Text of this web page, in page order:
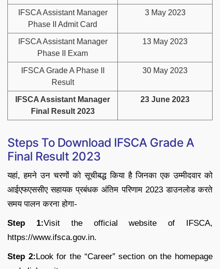
IFSCA Assistant Manager
Phase II Admit Card
3 May 2023
IFSCA Assistant Manager
Phase II Exam
13 May 2023
IFSCA Grade A Phase II
Result
30 May 2023
IFSCA Assistant Manager
Final Result 2023
23 June 2023
Steps To Download IFSCA Grade A
Final Result 2023
यहां, हमने उन चरणों को सूचीबद्ध किया है जिनका एक उम्मीदवार को
आईएफएससीए सहायक प्रबंधक अंतिम परिणाम 2023 डाउनलोड करते
समय पालन करना होगा-
Step 1:Visit the official website of IFSCA,
https://www.ifsca.gov.in.
Step 2:Look for the “Career” section on the homepage